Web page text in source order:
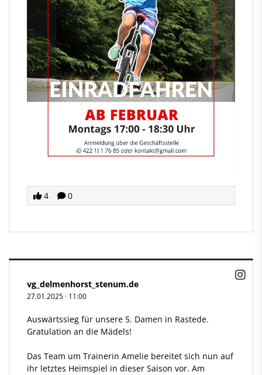
4 0
vg_delmenhorst_stenum.de
27.01.2025 · 11:00
Auswärtssieg für unsere 5. Damen in Rastede.
Gratulation an die Mädels!
Das Team um Trainerin Amelie bereitet sich nun auf
ihr letztes Heimspiel in dieser Saison vor. Am